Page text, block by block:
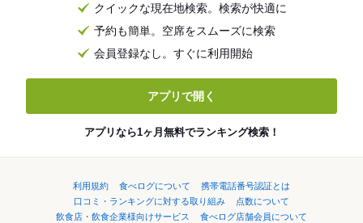
クイックな現在地検索。検索が快適に
予約も簡単。空席をスムーズに検索
会員登録なし。すぐに利用開始
アプリで開く
アプリなら1ヶ月無料でランキング検索！
利用規約 食べログについて
携帯電話番号認証とは
口コミ・ランキングに対する取り組み
点数について
飲食店・飲食企業様向けサービス
食べログ店舗会員について